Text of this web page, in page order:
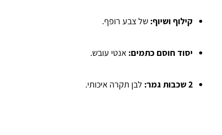
קילוף ושיוף: של צבע רופף.
יסוד חוסם כתמים: אנטי עובש.
2 שכבות גמר: לבן תקרה איכותי.